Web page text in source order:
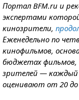
Портал BFM.ru и
экспертами
кинозрители,
Еженедельно по
кинофильмов,
бюджетах фильмов,
зрителей —
оценивают от 20 до